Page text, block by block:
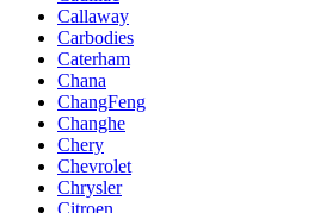
Callaway
Carbodies
Caterham
Chana
ChangFeng
Changhe
Chery
Chevrolet
Chrysler